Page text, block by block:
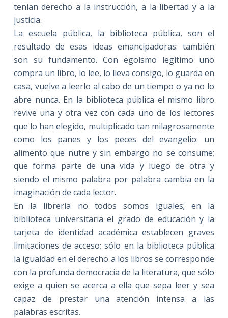
tenían derecho a la instrucción, a la libertad y a la
justicia.
La escuela pública, la biblioteca pública, son el
resultado de esas ideas emancipadoras: también
son su fundamento. Con egoísmo legítimo uno
compra un libro, lo lee, lo lleva consigo, lo guarda en
casa, vuelve a leerlo al cabo de un tiempo o ya no lo
abre nunca. En la biblioteca pública el mismo libro
revive una y otra vez con cada uno de los lectores
que lo han elegido, multiplicado tan milagrosamente
como los panes y los peces del evangelio: un
alimento que nutre y sin embargo no se consume;
que forma parte de una vida y luego de otra y
siendo el mismo palabra por palabra cambia en la
imaginación de cada lector.
En la librería no todos somos iguales; en la
biblioteca universitaria el grado de educación y la
tarjeta de identidad académica establecen graves
limitaciones de acceso; sólo en la biblioteca pública
la igualdad en el derecho a los libros se corresponde
con la profunda democracia de la literatura, que sólo
exige a quien se acerca a ella que sepa leer y sea
capaz de prestar una atención intensa a las
palabras escritas.